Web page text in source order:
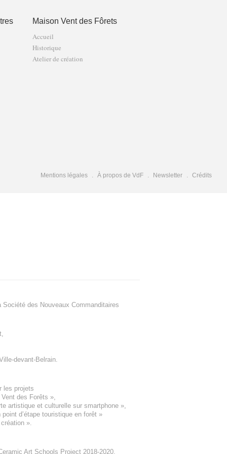
Maison Vent des Fôrets
Accueil
Historique
Atelier de création
Mentions légales À propos de VdF Newsletter Crédits
Société des Nouveaux Commanditaires
,
devant-Belrain.
les projets
des Forêts »,
artistique et culturelle sur smartphone »,
point d’étape touristique en forêt »
création ».
Art Schools Project 2018-2020,